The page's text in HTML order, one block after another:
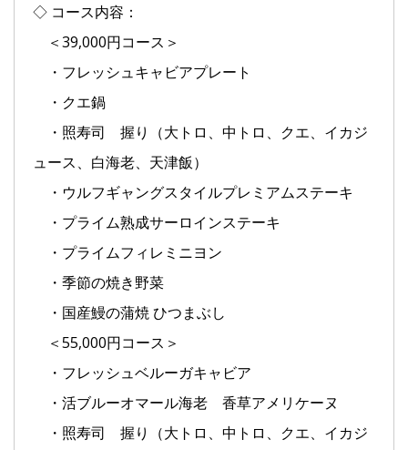
◇ コース内容：
＜39,000円コース＞
・フレッシュキャビアプレート
・クエ鍋
・照寿司 握り（大トロ、中トロ、クエ、イカジ
ュース、白海老、天津飯）
・ウルフギャングスタイルプレミアムステーキ
・プライム熟成サーロインステーキ
・プライムフィレミニヨン
・季節の焼き野菜
・国産鰻の蒲焼 ひつまぶし
＜55,000円コース＞
・フレッシュベルーガキャビア
・活ブルーオマール海老 香草アメリケーヌ
・照寿司 握り（大トロ、中トロ、クエ、イカジ